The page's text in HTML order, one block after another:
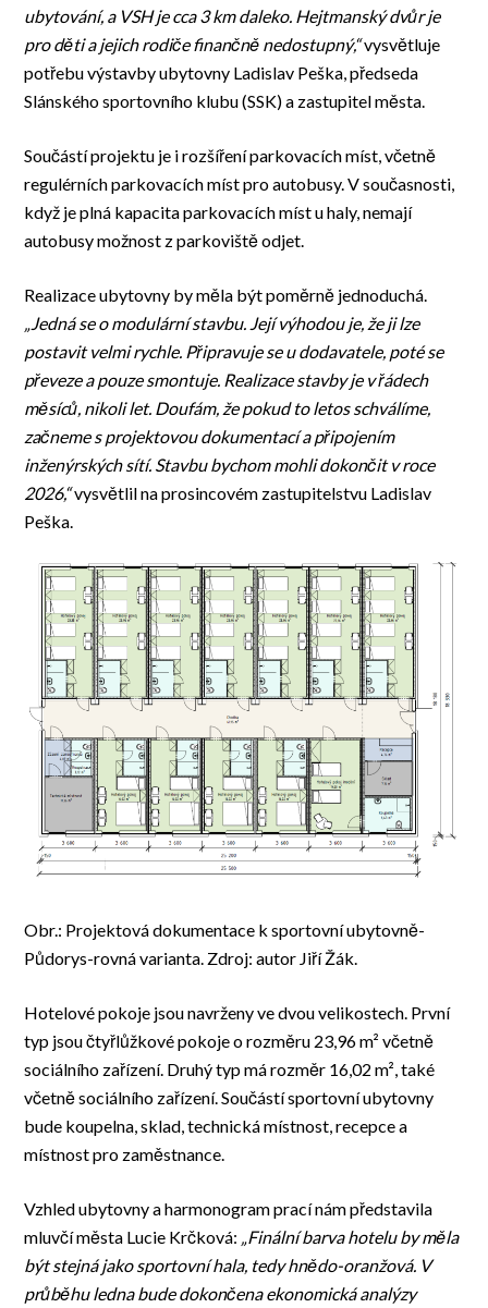
ubytování, a VSH je cca 3 km daleko. Hejtmanský dvůr je
pro děti a jejich rodiče finančně nedostupný,“vysvětluje
potřebu výstavby ubytovny Ladislav Peška, předseda
Slánského sportovního klubu (SSK) a zastupitel města.
Součástí projektu je i rozšíření parkovacích míst, včetně
regulérních parkovacích míst pro autobusy. V současnosti,
když je plná kapacita parkovacích míst u haly, nemají
autobusy možnost z parkoviště odjet.
Realizace ubytovny by měla být poměrně jednoduchá.
„Jedná se o modulární stavbu. Její výhodou je, že ji lze
postavit velmi rychle. Připravuje se u dodavatele, poté se
převeze a pouze smontuje. Realizace stavby je v řádech
měsíců, nikoli let. Doufám, že pokud to letos schválíme,
začneme s projektovou dokumentací a připojením
inženýrských sítí. Stavbu bychom mohli dokončit v roce
2026,“vysvětlil na prosincovém zastupitelstvu Ladislav
Peška.
Obr.: Projektová dokumentace k sportovní ubytovně-
Půdorys-rovná varianta. Zdroj: autor Jiří Žák.
Hotelové pokoje jsou navrženy ve dvou velikostech. První
typ jsou čtyřlůžkové pokoje o rozměru 23,96 m² včetně
sociálního zařízení. Druhý typ má rozměr 16,02 m², také
včetně sociálního zařízení. Součástí sportovní ubytovny
bude koupelna, sklad, technická místnost, recepce a
místnost pro zaměstnance.
Vzhled ubytovny a harmonogram prací nám představila
mluvčí města Lucie Krčková:
„Finální barva hotelu by měla
být stejná jako sportovní hala, tedy hnědo-oranžová. V
průběhu ledna bude dokončena ekonomická analýzy